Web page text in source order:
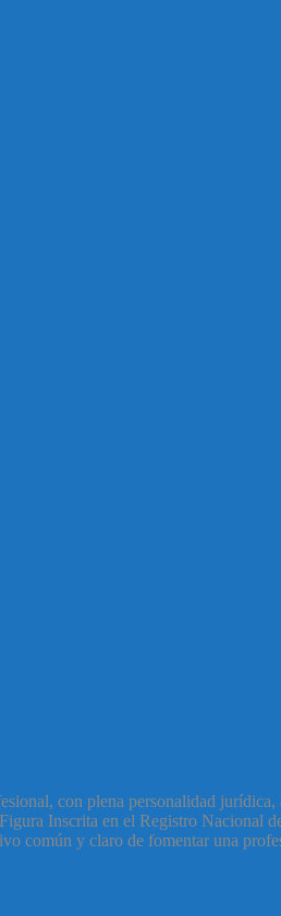
con plena personalidad
Inscrita en el Registro Nacional
común y claro de fomentar una